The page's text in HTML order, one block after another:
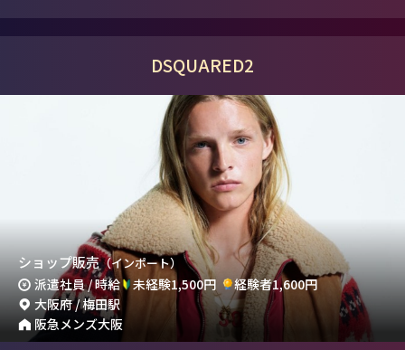
DSQUARED2
ショップ販売（インポート）
派遣社員 / 時給 未経験1,500円
経験者1,600円
大阪府 / 梅田駅
阪急メンズ大阪